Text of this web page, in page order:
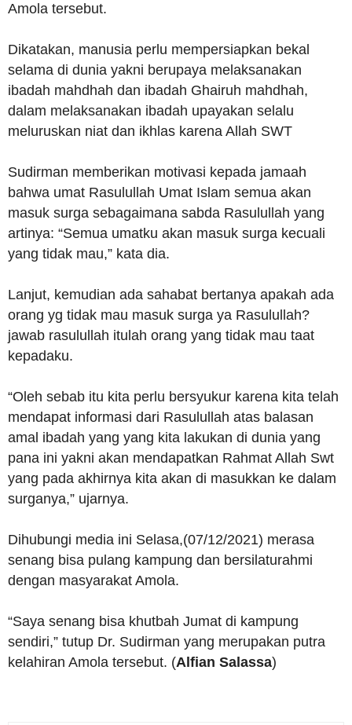
Amola tersebut.
Dikatakan, manusia perlu mempersiapkan bekal
selama di dunia yakni berupaya melaksanakan
ibadah mahdhah dan ibadah Ghairuh mahdhah,
dalam melaksanakan ibadah upayakan selalu
meluruskan niat dan ikhlas karena Allah SWT
Sudirman memberikan motivasi kepada jamaah
bahwa umat Rasulullah Umat Islam semua akan
masuk surga sebagaimana sabda Rasulullah yang
artinya: “Semua umatku akan masuk surga kecuali
yang tidak mau,” kata dia.
Lanjut, kemudian ada sahabat bertanya apakah ada
orang yg tidak mau masuk surga ya Rasulullah?
jawab rasulullah itulah orang yang tidak mau taat
kepadaku.
“Oleh sebab itu kita perlu bersyukur karena kita telah
mendapat informasi dari Rasulullah atas balasan
amal ibadah yang yang kita lakukan di dunia yang
pana ini yakni akan mendapatkan Rahmat Allah Swt
yang pada akhirnya kita akan di masukkan ke dalam
surganya,” ujarnya.
Dihubungi media ini Selasa,(07/12/2021) merasa
senang bisa pulang kampung dan bersilaturahmi
dengan masyarakat Amola.
“Saya senang bisa khutbah Jumat di kampung
sendiri,” tutup Dr. Sudirman yang merupakan putra
kelahiran Amola tersebut. (Alfian Salassa)